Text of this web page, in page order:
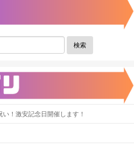
検索
！激安記念日開催します！